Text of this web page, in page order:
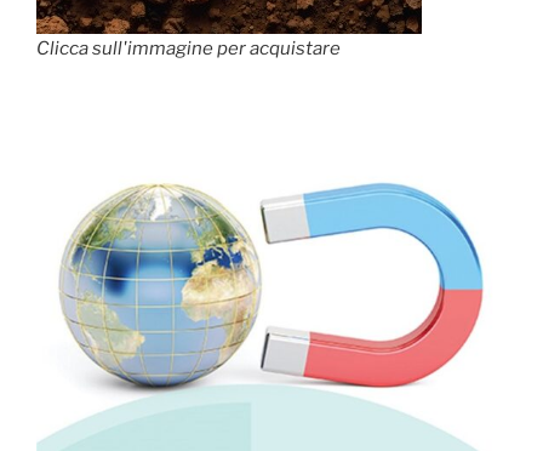
Clicca sull'immagine per acquistare